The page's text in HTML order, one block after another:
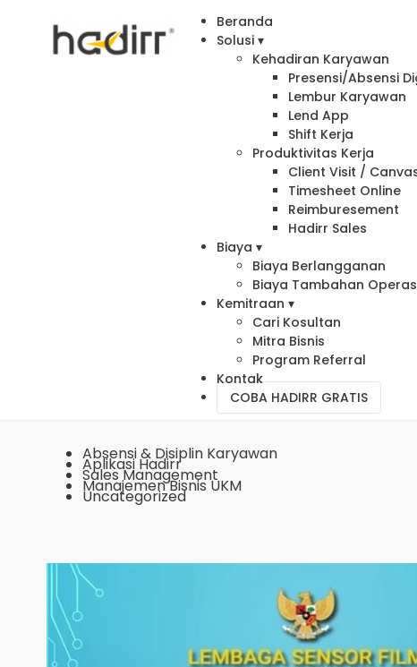
Beranda
Solusi ▾
Kehadiran Karyawan
Presensi/Absensi
Lembur Karyawan
Lend App
Shift Kerja
Produktivitas Kerja
Client Visit /
Timesheet Online
Reimburesement
Hadirr Sales
Biaya ▾
Biaya Berlangganan
Biaya Tambahan
Kemitraan ▾
Cari Kosultan
Mitra Bisnis
Program Referral
Kontak
COBA HADIRR GRATIS
Absensi & Disiplin Karyawan
Aplikasi Hadirr
Sales Management
Manajemen Bisnis UKM
Uncategorized